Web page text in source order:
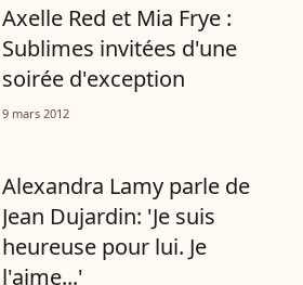
Axelle Red et Mia Frye :
Sublimes invitées d'une
soirée d'exception
9 mars 2012
Alexandra Lamy parle de
Jean Dujardin: 'Je suis
heureuse pour lui. Je
l'aime...'